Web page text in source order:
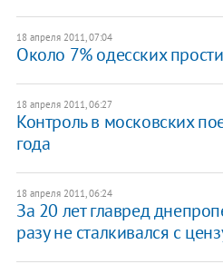
18 апреля 2011, 07:04
Около 7% одесских
18 апреля 2011, 06:27
Контроль в московских
года
18 апреля 2011, 06:24
За 20 лет главред
разу не сталкивался с